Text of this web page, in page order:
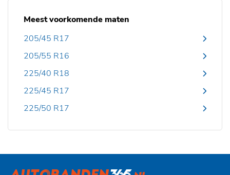
Meest voorkomende maten
205/45 R17
205/55 R16
225/40 R18
225/45 R17
225/50 R17